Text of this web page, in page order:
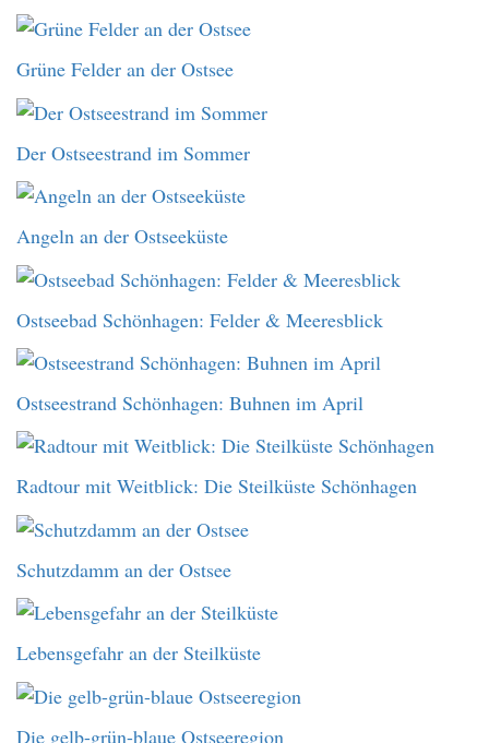
Grüne Felder an der Ostsee
Der Ostseestrand im Sommer
Angeln an der Ostseeküste
Ostseebad Schönhagen: Felder & Meeresblick
Ostseestrand Schönhagen: Buhnen im April
Radtour mit Weitblick: Die Steilküste Schönhagen
Schutzdamm an der Ostsee
Lebensgefahr an der Steilküste
Die gelb-grün-blaue Ostseeregion